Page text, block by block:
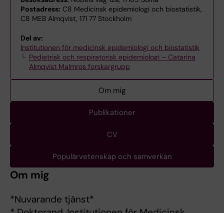
Postadress: C8 Medicinsk epidemiologi och biostatistik,
C8 MEB Almqvist, 171 77 Stockholm
Del av:
Institutionen för medicinsk epidemiologi och biostatistik
Pediatrisk och respiratorisk epidemiologi – Catarina
Almqvist Malmros forskargrupp
Om mig
Publikationer
CV
Populärvetenskap och samverkan
Om mig
*Nuvarande tjänst*